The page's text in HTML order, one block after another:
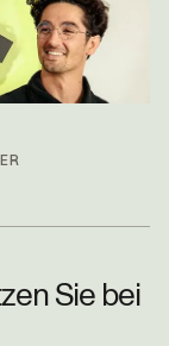
Sie bei